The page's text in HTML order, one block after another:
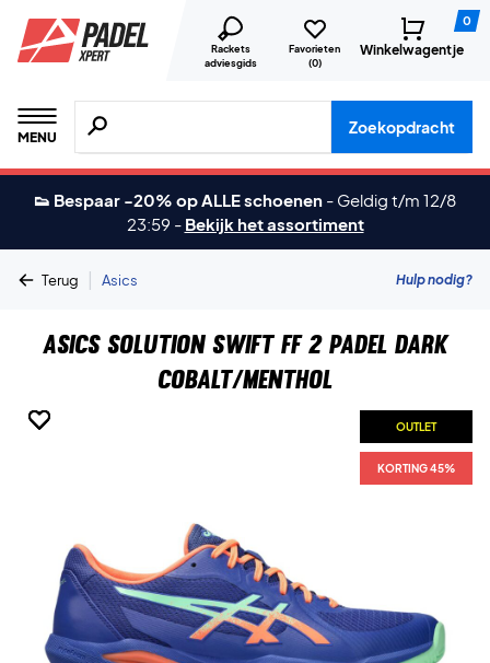
Rackets
adviesgids
Favorieten
(0)
0
Winkelwagentje
MENU
Zoeken naar producten, merken etc.
Zoekopdracht
👟 Bespaar -20% op ALLE schoenen - Geldig t/m 12/8
23:59 - Bekijk het assortiment
Terug | Asics Hulp nodig?
Asics Solution Swift FF 2 Padel Dark
Cobalt/Menthol
OUTLET
KORTING 45%
OUTLET
KORTING 45%
OUTLET
KORTING 45%
OUTLET
KORTING 45%
OUTLET
KORTING 45%
OUTLET
KORTING 45%
OUTLET
KORTING 45%